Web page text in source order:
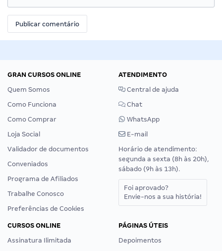
GRAN CURSOS ONLINE
Quem Somos
Como Funciona
Como Comprar
Loja Social
Validador de documentos
Conveniados
Programa de Afiliados
Trabalhe Conosco
Preferências de Cookies
ATENDIMENTO
Central de ajuda
Chat
WhatsApp
E-mail
Horário de atendimento:
segunda a sexta (8h às 20h),
sábado (9h às 13h).
Foi aprovado?
Envie-nos a sua história!
CURSOS ONLINE
Assinatura Ilimitada
PÁGINAS ÚTEIS
Depoimentos